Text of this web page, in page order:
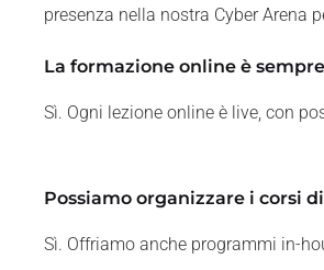
presenza nella nostra Cyber Arena
La formazione online è
Sì. Ogni lezione online è live, con
Possiamo organizzare i corsi
Sì. Offriamo anche programmi in-